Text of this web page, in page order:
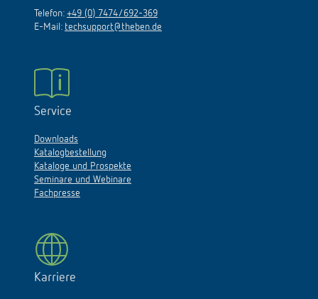
Telefon: +49 (0) 7474/692-369
E-Mail: techsupport@theben.de
Service
Downloads
Katalogbestellung
Kataloge und Prospekte
Seminare und Webinare
Fachpresse
Karriere